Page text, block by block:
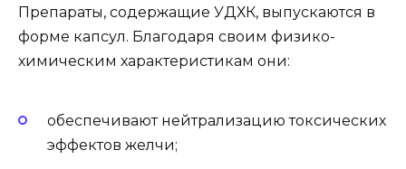
Препараты, содержащие УДХК, выпускаются в
форме капсул. Благодаря своим физико-
химическим характеристикам они:
обеспечивают нейтрализацию токсических
эффектов желчи;